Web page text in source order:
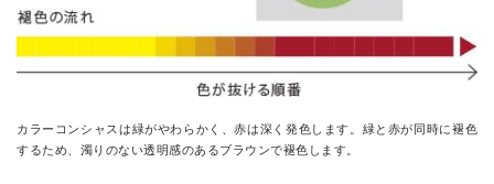
カラーコンシャスは緑がやわらかく、赤は深く発色します。 緑と赤が同時に褪色
するため、濁りのない透明感のあるブラウンで褪色します。